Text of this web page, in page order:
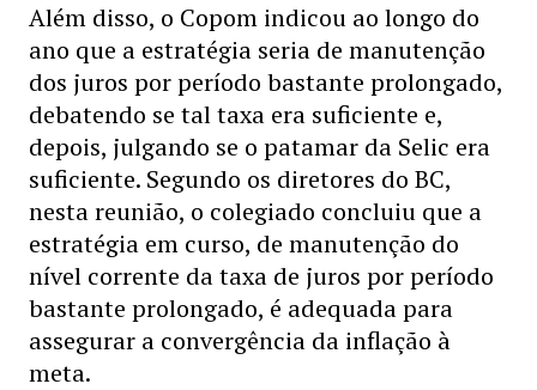
Além disso, o Copom indicou ao longo do
ano que a estratégia seria de manutenção
dos juros por período bastante prolongado,
debatendo se tal taxa era suficiente e,
depois, julgando se o patamar da Selic era
suficiente. Segundo os diretores do BC,
nesta reunião, o colegiado concluiu que a
estratégia em curso, de manutenção do
nível corrente da taxa de juros por período
bastante prolongado, é adequada para
assegurar a convergência da inflação à
meta.